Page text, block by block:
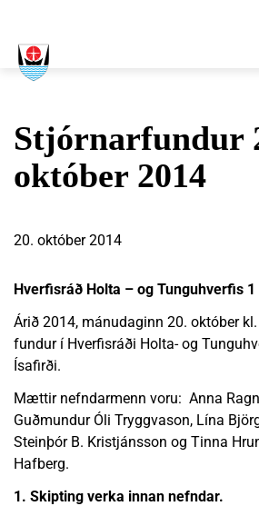
Stjórnarfundur
október 2014
20. október 2014
Hverfisráð Holta – og Tunguhverfis
Árið 2014, mánudaginn 20. október
fundur í Hverfisráði Holta- og
Ísafirði.
Mættir nefndarmenn voru: Anna
Guðmundur Óli Tryggvason, Lína
Steinþór B. Kristjánsson og Tinna
Hafberg.
1. Skipting verka innan nefndar.